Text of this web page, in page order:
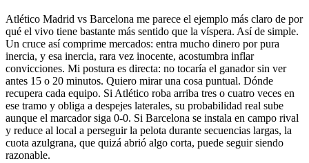
Atlético Madrid vs Barcelona me parece el ejemplo más claro de por
qué el vivo tiene bastante más sentido que la víspera. Así de simple.
Un cruce así comprime mercados: entra mucho dinero por pura
inercia, y esa inercia, rara vez inocente, acostumbra inflar
convicciones. Mi postura es directa: no tocaría el ganador sin ver
antes 15 o 20 minutos. Quiero mirar una cosa puntual. Dónde
recupera cada equipo. Si Atlético roba arriba tres o cuatro veces en
ese tramo y obliga a despejes laterales, su probabilidad real sube
aunque el marcador siga 0-0. Si Barcelona se instala en campo rival
y reduce al local a perseguir la pelota durante secuencias largas, la
cuota azulgrana, que quizá abrió algo corta, puede seguir siendo
razonable.